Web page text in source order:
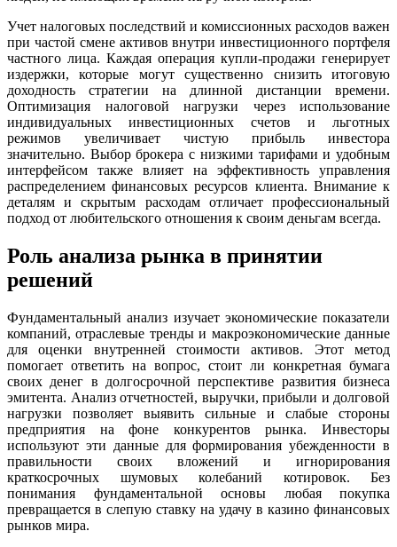
Учет налоговых последствий и комиссионных расходов важен
при частой смене активов внутри инвестиционного портфеля
частного лица. Каждая операция купли-продажи генерирует
издержки, которые могут существенно снизить итоговую
доходность стратегии на длинной дистанции времени.
Оптимизация налоговой нагрузки через использование
индивидуальных инвестиционных счетов и льготных
режимов увеличивает чистую прибыль инвестора
значительно. Выбор брокера с низкими тарифами и удобным
интерфейсом также влияет на эффективность управления
распределением финансовых ресурсов клиента. Внимание к
деталям и скрытым расходам отличает профессиональный
подход от любительского отношения к своим деньгам всегда.
Роль анализа рынка в принятии
решений
Фундаментальный анализ изучает экономические показатели
компаний, отраслевые тренды и макроэкономические данные
для оценки внутренней стоимости активов. Этот метод
помогает ответить на вопрос, стоит ли конкретная бумага
своих денег в долгосрочной перспективе развития бизнеса
эмитента. Анализ отчетностей, выручки, прибыли и долговой
нагрузки позволяет выявить сильные и слабые стороны
предприятия на фоне конкурентов рынка. Инвесторы
используют эти данные для формирования убежденности в
правильности своих вложений и игнорирования
краткосрочных шумовых колебаний котировок. Без
понимания фундаментальной основы любая покупка
превращается в слепую ставку на удачу в казино финансовых
рынков мира.